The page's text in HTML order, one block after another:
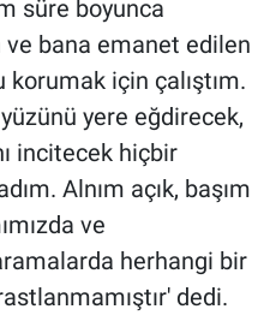
süre boyunca
ve bana emanet edilen
için çalıştım.
yere eğdirecek,
incitecek hiçbir
Alnım açık, başım
ve
herhangi bir
dedi.